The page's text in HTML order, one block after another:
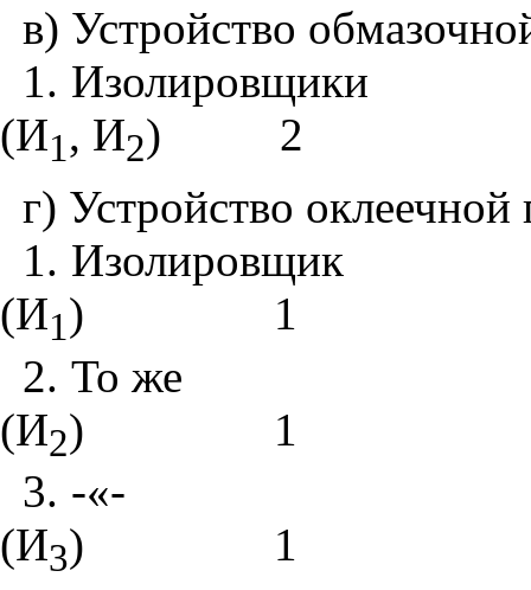
в) Устройство
1. Изолировщики
(И1, И2)
2
г) Устройство оклеечной
1. Изолировщик
(И1)
1
2. То же
(И2)
1
3. -«-
(И3)
1